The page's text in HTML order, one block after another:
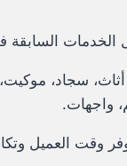
السابقة
سجاد،
واجهات.
وقت العميل